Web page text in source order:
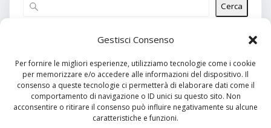
Gestisci Consenso
Per fornire le migliori esperienze, utilizziamo tecnologie come i cookie
per memorizzare e/o accedere alle informazioni del dispositivo. Il
consenso a queste tecnologie ci permetterà di elaborare dati come il
comportamento di navigazione o ID unici su questo sito. Non
acconsentire o ritirare il consenso può influire negativamente su alcune
caratteristiche e funzioni.
Cerca
Articoli recenti
Commenti recenti
Nessun commento da mostrare.